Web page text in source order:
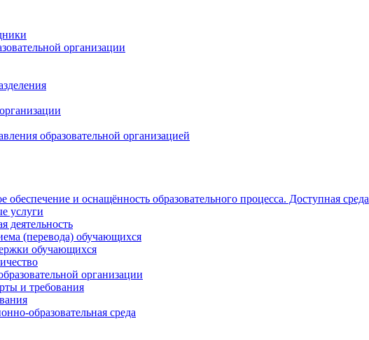
организации
образовательной организацией
обеспечение и оснащённость образовательного процесса. Доступная среда
услуги
деятельность
(перевода) обучающихся
обучающихся
организации
и требования
образовательная среда